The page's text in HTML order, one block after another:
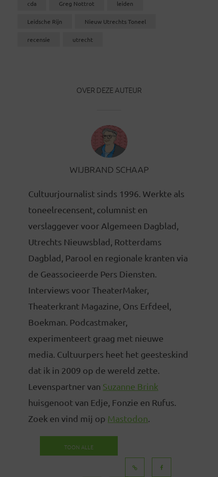
cda Greg Nottrot leiden
Leidsche Rijn Nieuw Utrechts Toneel
recensie utrecht
OVER DEZE AUTEUR
WIJBRAND SCHAAP
Cultuurjournalist sinds 1996. Werkte als
toneelrecensent, columnist en
verslaggever voor Algemeen Dagblad,
Utrechts Nieuwsblad, Rotterdams
Dagblad, Parool en regionale kranten via
de Geassocieerde Pers Diensten.
Interviews voor TheaterMaker,
Theaterkrant Magazine, Ons Erfdeel,
Boekman. Podcastmaker,
experimenteert graag met nieuwe
media. Cultuurpers heet het geesteskind
dat ik in 2009 op de wereld zette.
Levenspartner van Suzanne Brink
huisgenoot van Edje, Fonzie en Rufus.
Zoek en vind mij op Mastodon
TOON ALLE